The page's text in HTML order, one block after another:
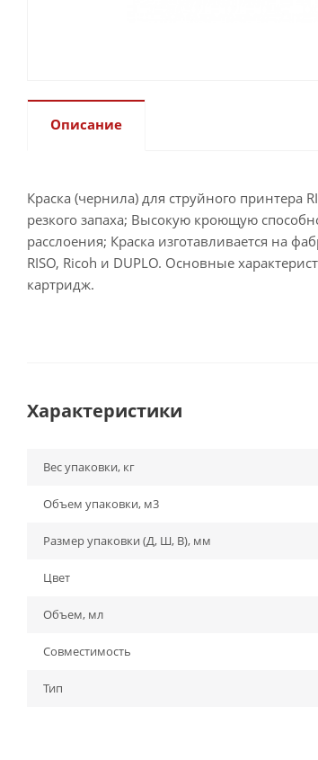
Описание
Краска (чернила) для струйного принтера
резкого запаха; Высокую кроющую
расслоения; Краска изготавливается на
RISO, Ricoh и DUPLO. Основные
картридж.
Характеристики
Вес упаковки, кг
Объем упаковки, м3
Размер упаковки (Д, Ш, В), мм
Цвет
Объем, мл
Совместимость
Тип